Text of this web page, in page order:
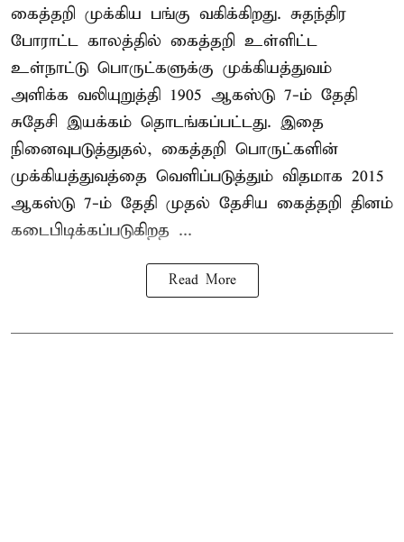
கைத்தறி முக்கிய பங்கு வகிக்கிறது. சுதந்திர
போராட்ட காலத்தில் கைத்தறி உள்ளிட்ட
உள்நாட்டு பொருட்களுக்கு முக்கியத்துவம்
அளிக்க வலியுறுத்தி 1905 ஆகஸ்டு 7-ம் தேதி
சுதேசி இயக்கம் தொடங்கப்பட்டது. இதை
நினைவுபடுத்துதல், கைத்தறி பொருட்களின்
முக்கியத்துவத்தை வெளிப்படுத்தும் விதமாக 2015
ஆகஸ்டு 7-ம் தேதி முதல் தேசிய கைத்தறி தினம்
கடைபிடிக்கப்படுகிறத ...
Read More